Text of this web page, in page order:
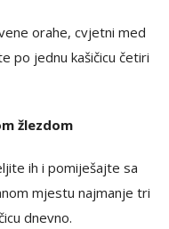
orahe, cvjetni med
po jednu kašičicu četiri
žlezdom
ih i pomiješajte sa
mjestu najmanje tri
dnevno.